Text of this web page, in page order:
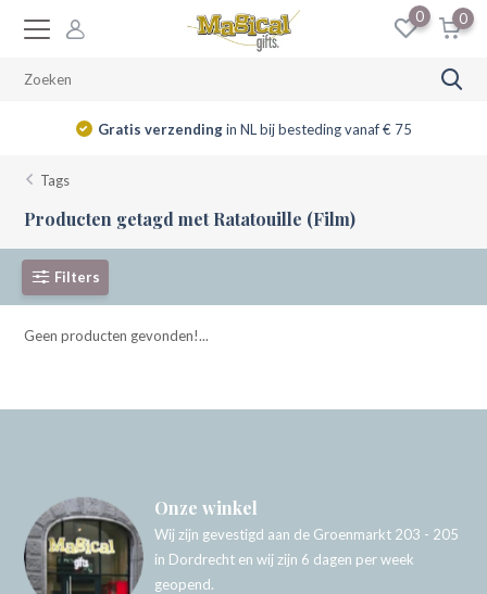
0 0
Gratis verzendingin NL bij besteding vanaf € 75
Tags
Producten getagd met Ratatouille (Film)
Filters
Geen producten gevonden!...
Onze winkel
Wij zijn gevestigd aan de Groenmarkt 203 - 205
in Dordrecht en wij zijn 6 dagen per week
geopend.